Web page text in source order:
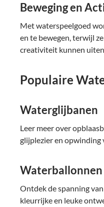
Beweging en
Met waterspeelgoed
en te bewegen, terwijl
creativiteit kunnen
Populaire
Waterglijbanen
Leer meer over
glijplezier en opwinding
Waterballonnen
Ontdek de spanning
kleurrijke en leuke